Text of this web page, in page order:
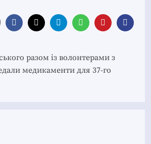
разом із волонтерами з
медикаменти для 37-го